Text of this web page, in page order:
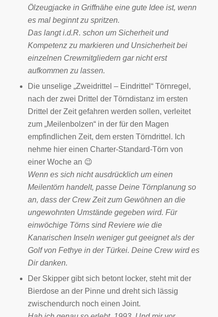
Ölzeugjacke in Griffnähe eine gute Idee ist, wenn
es mal beginnt zu spritzen.
Das langt i.d.R. schon um Sicherheit und
Kompetenz zu markieren und Unsicherheit bei
einzelnen Crewmitgliedern gar nicht erst
aufkommen zu lassen.
Die unselige „Zweidrittel – Eindrittel“ Törnregel,
nach der zwei Drittel der Törndistanz im ersten
Drittel der Zeit gefahren werden sollen, verleitet
zum „Meilenbolzen“ in der für den Magen
empfindlichen Zeit, dem ersten Törndrittel. Ich
nehme hier einen Charter-Standard-Törn von
einer Woche an 😉
Wenn es sich nicht ausdrücklich um einen
Meilentörn handelt, passe Deine Törnplanung so
an, dass der Crew Zeit zum Gewöhnen an die
ungewohnten Umstände gegeben wird. Für
einwöchige Törns sind Reviere wie die
Kanarischen Inseln weniger gut geeignet als der
Golf von Fethye in der Türkei. Deine Crew wird es
Dir danken.
Der Skipper gibt sich betont locker, steht mit der
Bierdose an der Pinne und dreht sich lässig
zwischendurch noch einen Joint.